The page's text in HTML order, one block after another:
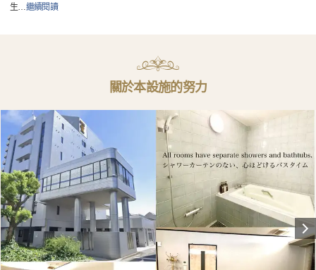
生…繼續閱讀
關於本設施的努力